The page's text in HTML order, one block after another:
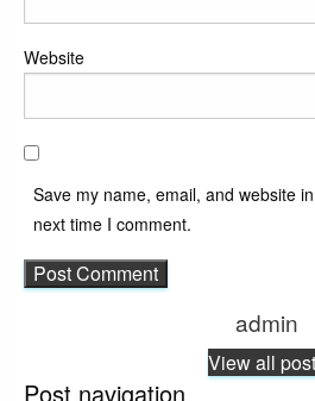
Website
Save my name, email, and website
next time I comment.
admin
View all
Post navigation